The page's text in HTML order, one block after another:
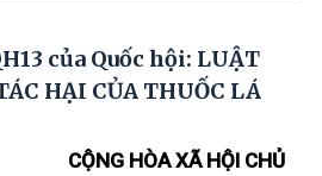
của Quốc hội: LUẬT
HẠI CỦA THUỐC LÁ
CỘNG HÒA XÃ HỘI CHỦ